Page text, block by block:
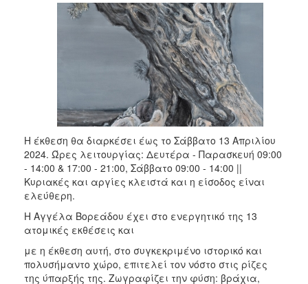
2016
2010
2006
ΤΟΠΟΣ
ΠΟΛΙΤΙΣΜΟΣ
Η έκθεση θα διαρκέσει έως το Σάββατο 13 Απριλίου
2024. Ώρες λειτουργίας: Δευτέρα - Παρασκευή 09:00
- 14:00 & 17:00 - 21:00, Σάββατο 09:00 - 14:00 ||
Κυριακές και αργίες κλειστά και η είσοδος είναι
ελεύθερη.
Η Αγγέλα Βορεάδου έχει στο ενεργητικό της 13
ατομικές εκθέσεις και
με η έκθεση αυτή, στο συγκεκριμένο ιστορικό και
πολυσήμαντο χώρο, επιτελεί τον νόστο στις ρίζες
της ύπαρξής της. Ζωγραφίζει την φύση: βράχια,